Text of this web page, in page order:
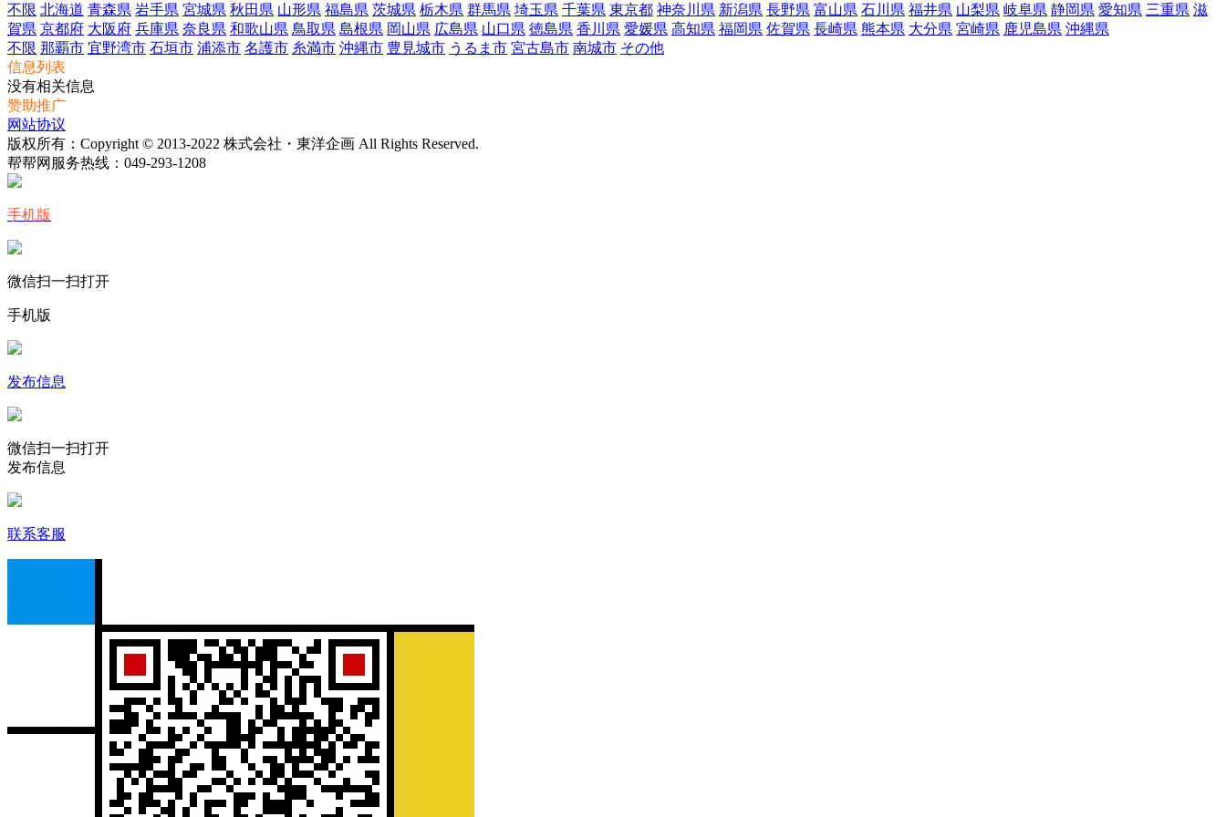
不限 北海道 青森県 岩手県 宮城県 秋田県 山形県 福島県 茨城県 栃木県 群馬県 埼玉県 千葉県 東京都 神奈川県 新潟県 長野県 富山県 石川県 福井県 山梨県 岐阜県 静岡県 愛知県 三重県 滋
賀県 京都府 大阪府 兵庫県 奈良県 和歌山県 鳥取県 島根県 岡山県 広島県 山口県 徳島県 香川県 愛媛県 高知県 福岡県 佐賀県 長崎県 熊本県 大分県 宮崎県 鹿児島県 沖縄県
不限 那覇市 宜野湾市 石垣市 浦添市 名護市 糸満市 沖縄市 豊見城市 うるま市 宮古島市 南城市 その他
信息列表
没有相关信息
赞助推广
网站协议
版权所有：Copyright © 2013-2022 株式会社・東洋企画 All Rights Reserved.
帮帮网服务热线： 049-293-1208
手机版
微信扫一扫打开
手机版
发布信息
微信扫一扫打开
发布信息
联系客服